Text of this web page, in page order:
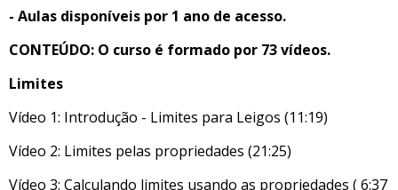
- Aulas disponíveis por 1 ano de acesso.
CONTEÚDO: O curso é formado por 73 vídeos.
Limites
Vídeo 1: Introdução - Limites para Leigos (11:19)
Vídeo 2: Limites pelas propriedades (21:25)
Vídeo 3: Calculando limites usando as propriedades ( 6:37